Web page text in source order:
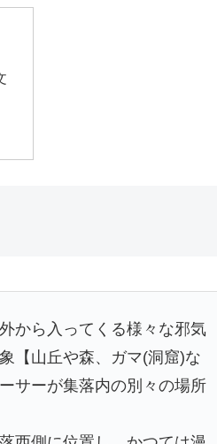
から入ってくる様々な邪気
【山丘や森、ガマ(洞窟)な
サーが集落内の別々の場所